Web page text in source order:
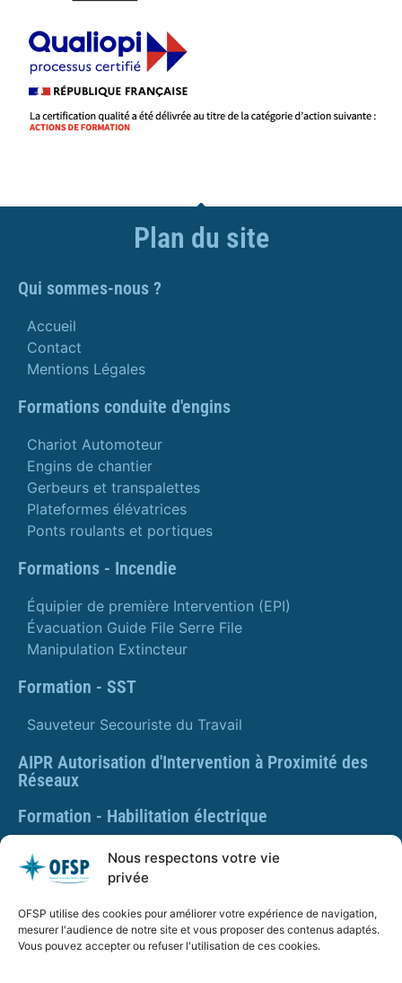
Nous respectons votre vie
privée
OFSP utilise des cookies pour améliorer votre expérience de navigation,
mesurer l'audience de notre site et vous proposer des contenus adaptés.
Vous pouvez accepter ou refuser l'utilisation de ces cookies.
Plan du site
Qui sommes-nous ?
Accueil
Contact
Mentions Légales
Formations conduite d'engins
Chariot Automoteur
Engins de chantier
Gerbeurs et transpalettes
Plateformes élévatrices
Ponts roulants et portiques
Formations - Incendie
Équipier de première Intervention (EPI)
Évacuation Guide File Serre File
Manipulation Extincteur
Formation - SST
Sauveteur Secouriste du Travail
AIPR Autorisation d'Intervention à Proximité des
Réseaux
Formation - Habilitation électrique
Formation - Gestes et postures
Formation Gestes et Postures - Prévention des TMS
PLAQUETTE DE PRÉSENTATION OFSP